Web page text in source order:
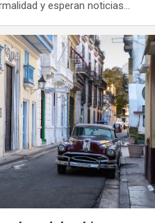
y esperan noticias…